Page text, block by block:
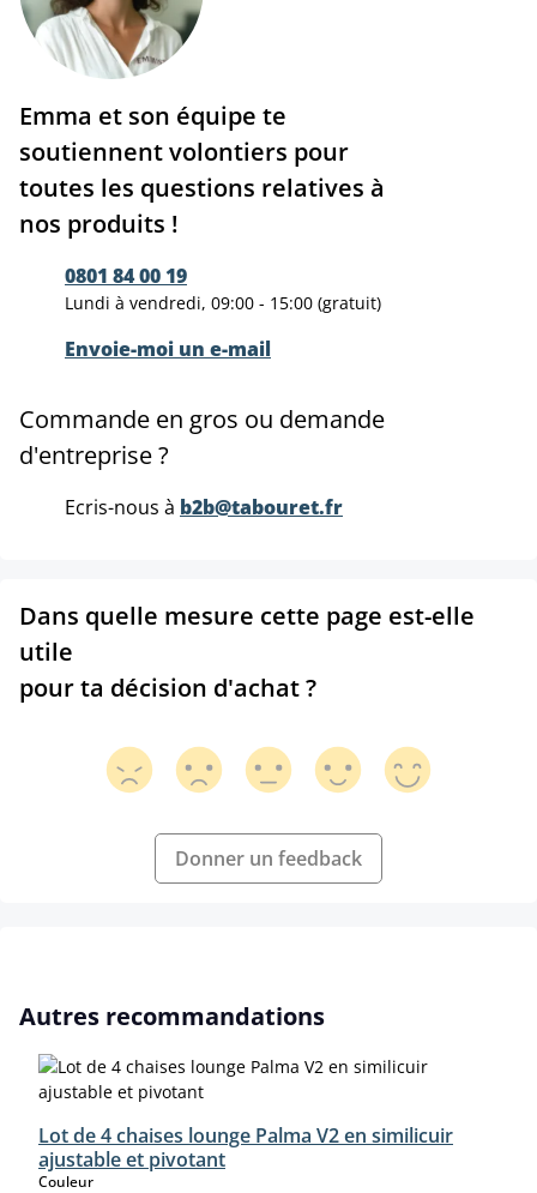
Emma et son équipe te
soutiennent volontiers pour
toutes les questions relatives à
nos produits !
0801 84 00 19
Lundi à vendredi, 09:00 - 15:00 (gratuit)
Envoie-moi un e-mail
Commande en gros ou demande
d'entreprise ?
Ecris-nous à b2b@tabouret.fr
Dans quelle mesure cette page est-elle
utile
pour ta décision d'achat ?
Donner un feedback
Ignorer la galerie de produits
Autres recommandations
Lot de 4 chaises lounge Palma V2 en similicuir
ajustable et pivotant
Couleurselect